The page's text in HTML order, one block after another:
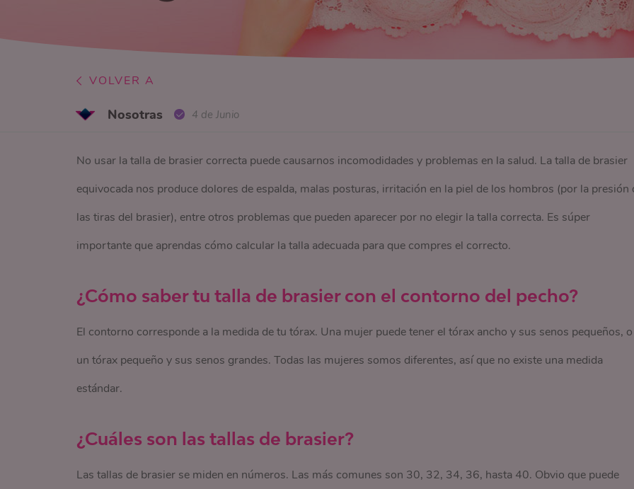
VOLVER A
Nosotras 4 de Junio
No usar la talla de brasier correcta puede causarnos incomodidades y problemas en la salud. La talla de brasier
equivocada nos produce dolores de espalda, malas posturas, irritación en la piel de los hombros (por la presión
las tiras del brasier), entre otros problemas que pueden aparecer por no elegir la talla correcta. Es súper
importante que aprendas cómo calcular la talla adecuada para que compres el correcto.
¿Cómo saber tu talla de brasier con el contorno del pecho?
El contorno corresponde a la medida de tu tórax. Una mujer puede tener el tórax ancho y sus senos pequeños, o
un tórax pequeño y sus senos grandes. Todas las mujeres somos diferentes, así que no existe una medida
estándar.
¿Cuáles son las tallas de brasier?
Las tallas de brasier se miden en números. Las más comunes son 30, 32, 34, 36, hasta 40. Obvio que puede